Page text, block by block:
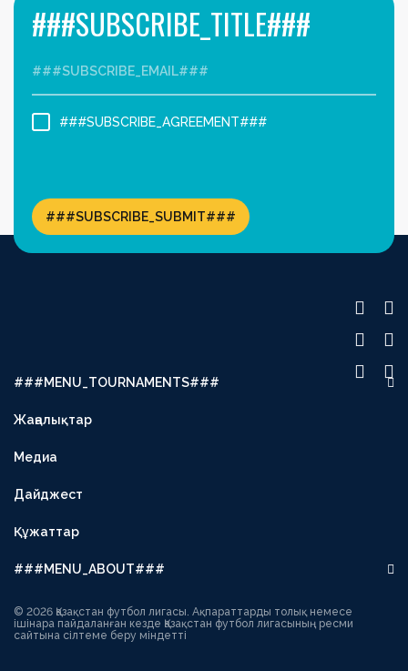
###MENU_TOURNAMENTS###
UBET LEAGUE
OLIMPBET CUP
SECOND LEAGUE
ЖЕНСКАЯ ЛИГА
ЖЕНСКИЙ КУБОК
Жаңалықтар
Медиа
Дайджест
Құжаттар
###MENU_ABOUT###
###SUBSCRIBE_TITLE###
###SUBSCRIBE_AGREEMENT###
###SUBSCRIBE_SUBMIT###
© 2026 Қазақстан футбол лигасы. Ақпараттарды толық немесе
ішінара пайдаланған кезде Қазақстан футбол лигасының ресми
сайтына сілтеме беру міндетті